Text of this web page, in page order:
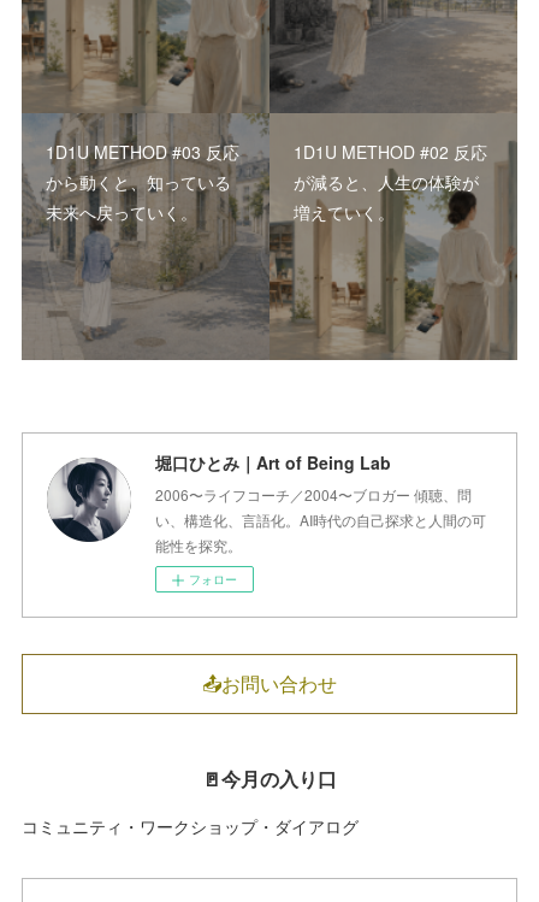
1D1U METHOD #03 反応
から動くと、知っている
未来へ戻っていく。
1D1U METHOD #02 反応
が減ると、人生の体験が
増えていく。
堀口ひとみ｜Art of Being Lab
2006〜ライフコーチ／2004〜ブロガー 傾聴、問
い、構造化、言語化。AI時代の自己探求と人間の可
能性を探究。
フォロー
📤お問い合わせ
🚪今月の入り口
コミュニティ・ワークショップ・ダイアログ